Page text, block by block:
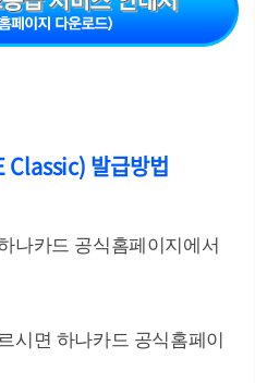
Classic) 발급방법
나카드 공식홈페이지에서
시면 하나카드 공식홈페이